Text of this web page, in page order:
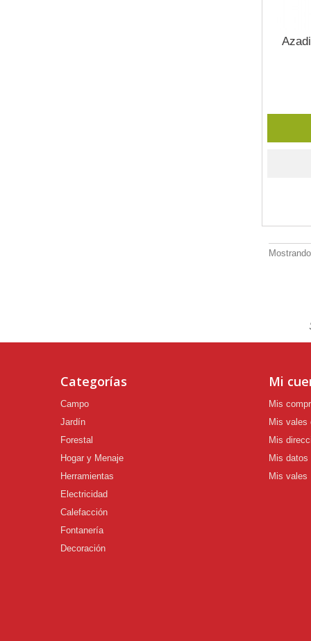
Categorías
Campo
Jardín
Forestal
Hogar y Menaje
Herramientas
Electricidad
Calefacción
Fontanería
Decoración
Mi
Mis
Mis vales
Mis
Mis datos
Mis vales